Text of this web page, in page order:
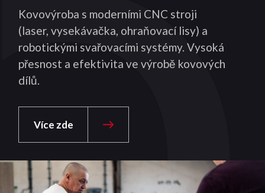
Kovovýroba s moderními CNC stroji
(laser, vysekávačka, ohraňovací lisy) a
robotickými svařovacími systémy. Vysoká
přesnost a efektivita ve výrobě kovových
dílů.
Více zde